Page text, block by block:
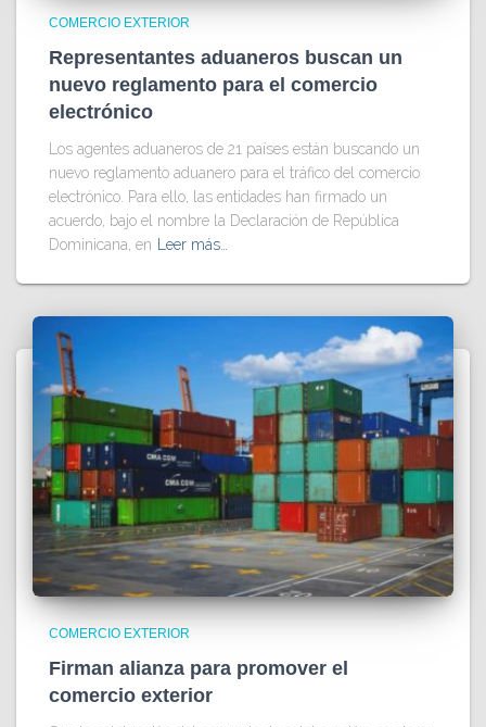
COMERCIO EXTERIOR
Representantes aduaneros buscan un
nuevo reglamento para el comercio
electrónico
Los agentes aduaneros de 21 países están buscando un
nuevo reglamento aduanero para el tráfico del comercio
electrónico. Para ello, las entidades han firmado un
acuerdo, bajo el nombre la Declaración de República
Dominicana, en
Leer más…
COMERCIO EXTERIOR
Firman alianza para promover el
comercio exterior